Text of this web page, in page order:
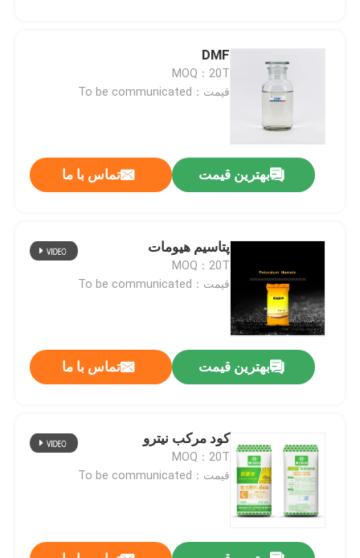
صفحه اصلی
محصولات
فیلم های
DMF
MOQ：20T
قیمت：To be communicated
بهترین قیمت تماس با ما
پتاسیم هیومات
MOQ：20T
قیمت：To be communicated
بهترین قیمت تماس با ما
کود مرکب نیترو
MOQ：20T
قیمت：To be communicated